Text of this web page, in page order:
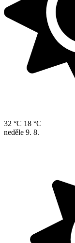
32 °C 18 °C
neděle 9. 8.